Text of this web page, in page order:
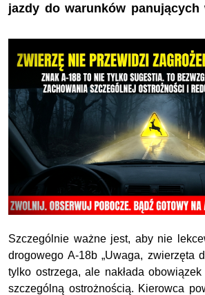
jazdy do warunków panujących
Szczególnie ważne jest, aby nie
drogowego A‑18b „Uwaga, zwierzęta
tylko ostrzega, ale nakłada
szczególną ostrożnością. Kierowca